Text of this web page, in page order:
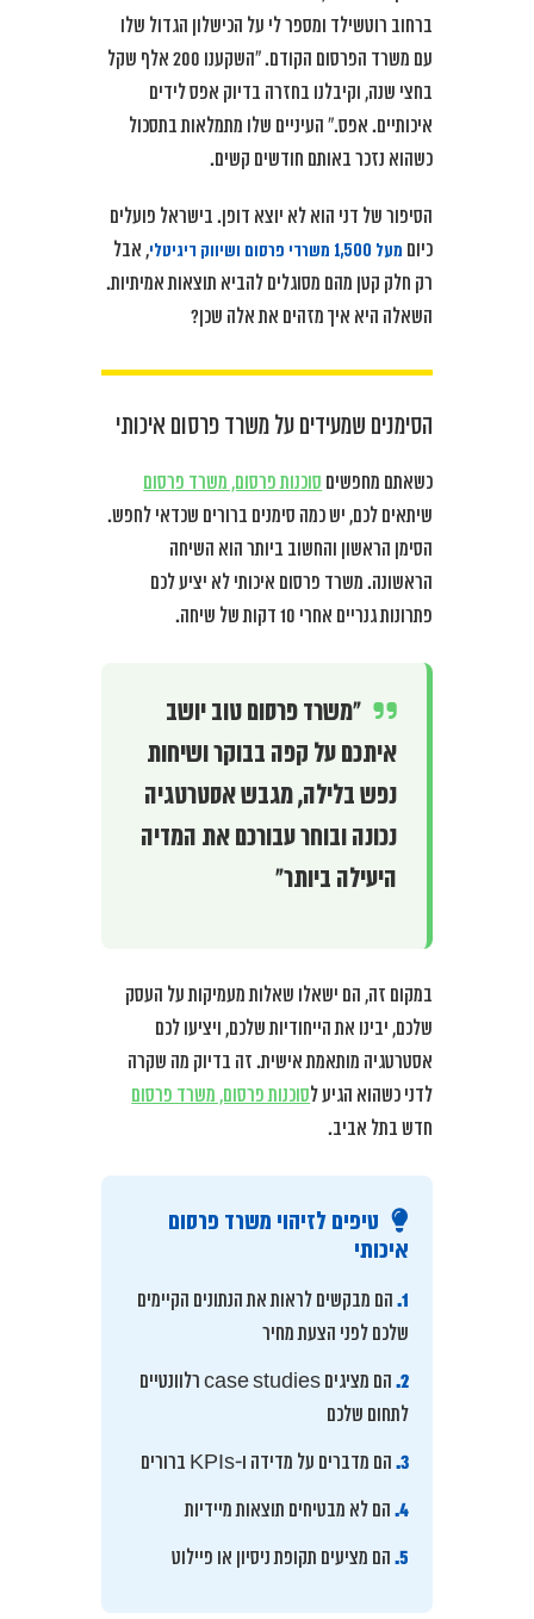
ברחוב רוטשילד ומספר לי על הכישלון הגדול שלו
עם משרד הפרסום הקודם. “השקענו 200 אלף שקל
בחצי שנה, וקיבלנו בחזרה בדיוק אפס לידים
איכותיים. אפס.” העיניים שלו מתמלאות בתסכול
כשהוא נזכר באותם חודשים קשים.
הסיפור של דני הוא לא יוצא דופן. בישראל פועלים
כיום מעל 1,500 משרדי פרסום ושיווק דיגיטלי
, אבל
רק חלק קטן מהם מסוגלים להביא תוצאות אמיתיות.
השאלה היא איך מזהים את אלה שכן?
הסימנים שמעידים על משרד פרסום איכותי
כשאתם מחפשים סוכנות פרסום, משרד פרסום
שיתאים לכם, יש כמה סימנים ברורים שכדאי לחפש.
הסימן הראשון והחשוב ביותר הוא השיחה
הראשונה. משרד פרסום איכותי לא יציע לכם
פתרונות גנריים אחרי 10 דקות של שיחה.
“משרד פרסום טוב יושב
איתכם על קפה בבוקר ושיחות
נפש בלילה, מגבש אסטרטגיה
נכונה ובוחר עבורכם את המדיה
היעילה ביותר”
במקום זה, הם ישאלו שאלות מעמיקות על העסק
שלכם, יבינו את הייחודיות שלכם, ויציעו לכם
אסטרטגיה מותאמת אישית. זה בדיוק מה שקרה
לדני כשהוא הגיע לסוכנות פרסום, משרד פרסום
חדש בתל אביב.
טיפים לזיהוי משרד פרסום
איכותי
1. הם מבקשים לראות את הנתונים הקיימים
שלכם לפני הצעת מחיר
2.
הם מציגים case studies רלוונטיים
לתחום שלכם
3. הם מדברים על מדידה ו-KPIs ברורים
4. הם לא מבטיחים תוצאות מיידיות
5. הם מציעים תקופת ניסיון או פיילוט